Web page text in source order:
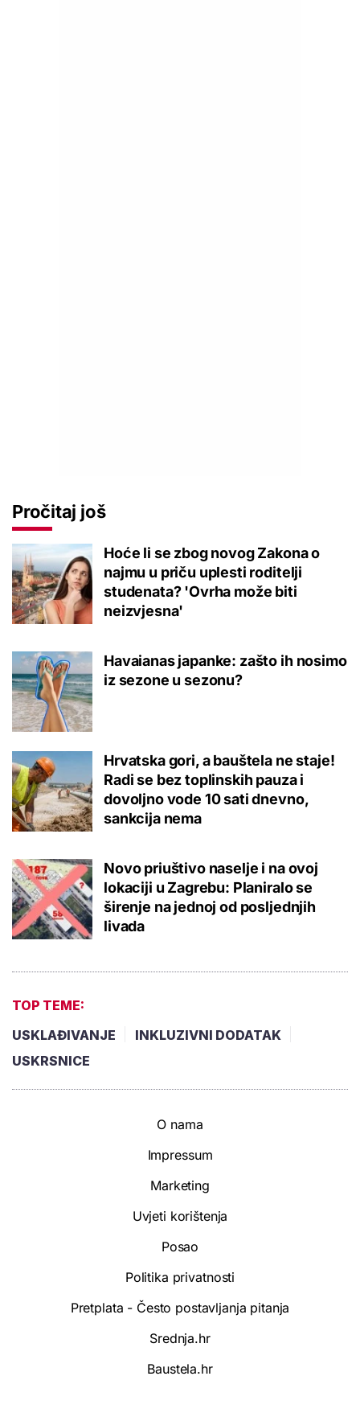
Pročitaj još
Hoće li se zbog novog Zakona o
najmu u priču uplesti roditelji
studenata? 'Ovrha može biti
neizvjesna'
Havaianas japanke: zašto ih nosimo
iz sezone u sezonu?
Hrvatska gori, a bauštela ne staje!
Radi se bez toplinskih pauza i
dovoljno vode 10 sati dnevno,
sankcija nema
Novo priuštivo naselje i na ovoj
lokaciji u Zagrebu: Planiralo se
širenje na jednoj od posljednjih
livada
TOP TEME:
USKLAĐIVANJE
INKLUZIVNI DODATAK
USKRSNICE
O nama
Impressum
Marketing
Uvjeti korištenja
Posao
Politika privatnosti
Pretplata - Često postavljanja pitanja
Srednja.hr
Baustela.hr